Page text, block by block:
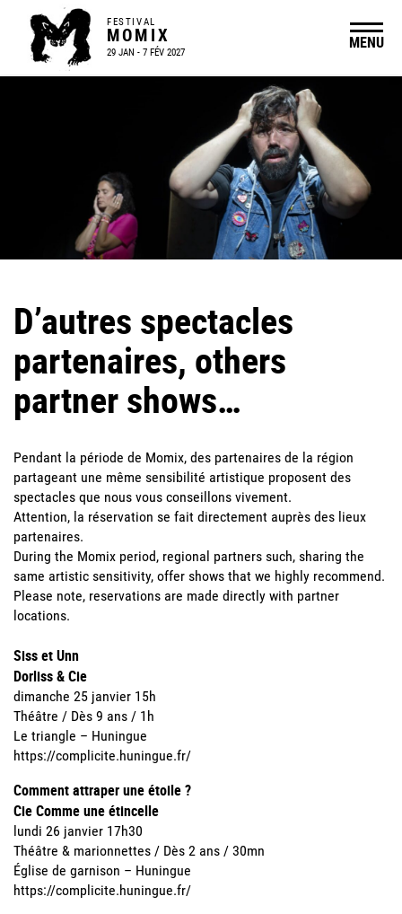
FESTIVAL
MOMIX
29 JAN - 7 FÉV 2027
MENU
D’autres spectacles
partenaires, others
partner shows…
Pendant la période de Momix, des partenaires de la région
partageant une même sensibilité artistique proposent des
spectacles que nous vous conseillons vivement.
Attention, la réservation se fait directement auprès des lieux
partenaires.
During the Momix period, regional partners such, sharing the
same artistic sensitivity, offer shows that we highly recommend.
Please note, reservations are made directly with partner
locations.
Siss et Unn
Dorliss & Cie
dimanche 25 janvier 15h
Théâtre / Dès 9 ans / 1h
Le triangle – Huningue
https://complicite.huningue.fr/
Comment attraper une étoile ?
Cie Comme une étincelle
lundi 26 janvier 17h30
Théâtre & marionnettes / Dès 2 ans / 30mn
Église de garnison – Huningue
https://complicite.huningue.fr/